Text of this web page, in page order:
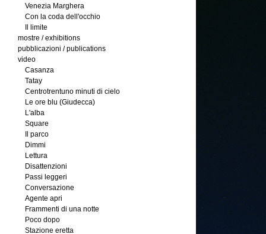
Venezia Marghera
Con la coda dell'occhio
Il limite
mostre / exhibitions
pubblicazioni / publications
video
Casanza
Tatay
Centrotrentuno minuti di cielo
Le ore blu (Giudecca)
L'alba
Square
Il parco
Dimmi
Lettura
Disattenzioni
Passi leggeri
Conversazione
Agente apri
Frammenti di una notte
Poco dopo
Stazione eretta